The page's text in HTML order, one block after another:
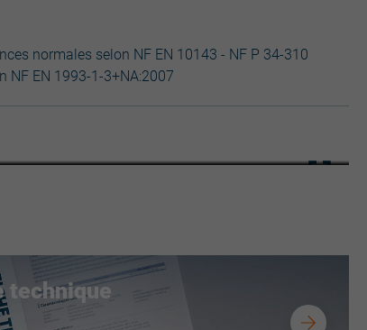
normales selon NF EN 10143 - NF P 34-310
NF EN 1993-1-3+NA:2007
technique